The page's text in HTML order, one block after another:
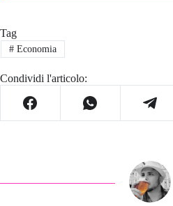
Tag
#Economia
Condividi l'articolo: